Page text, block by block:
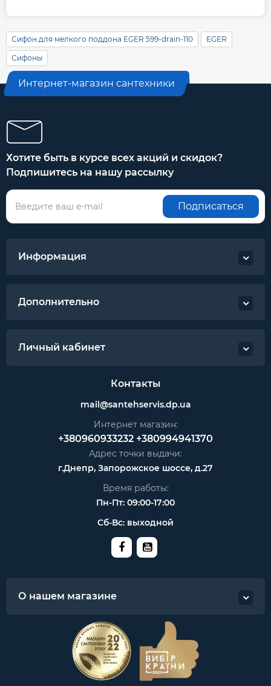
Сифон для мелкого поддона EGER 599-drain-110 EGER
Сифоны
Интернет-магазин сантехники
Хотите быть в курсе всех акций и скидок?
Подпишитесь на нашу рассылку
Подписаться
Информация
Дополнительно
Личный кабинет
Контакты
mail@santehservis.dp.ua
Интернет магазин:
+380960933232 +380994941370
Адрес точки выдачи:
г.Днепр, Запорожское шоссе, д.27
Время работы:
Пн-Пт: 09:00-17:00
Сб-Вс: выходной
О нашем магазине